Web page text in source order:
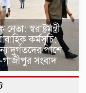
স্বরাষ্ট্রমন্ত্রী
কর্মসূচি:
পাশে
গাজীপুর সংবাদ